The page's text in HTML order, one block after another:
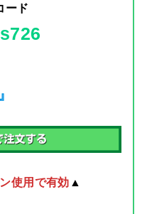
ード
使用で有効 ▲